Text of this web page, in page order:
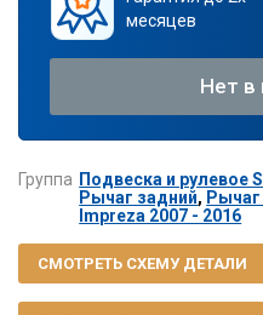
месяцев
Нет в
Группа Подвеска и рулевое
Рычаг задний, Рычаг
Impreza 2007 - 2016
СМОТРЕТЬ СХЕМУ ДЕТАЛИ